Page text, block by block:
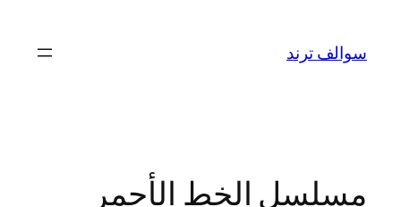
المحتوى
سوالف ترند
مسلسل الخط الأحمر